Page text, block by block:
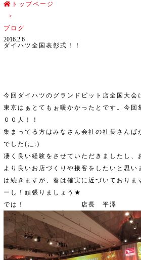
トップページ
>
ブログ
2016.2.6
ダイハツ全国表彰式！！
今回ダイハツのグランドピット店全国大会
東京はぁとてもぉ暖かかったとです。今回
００人！！
集まってる方はみなさん会社の社長さんば
でした(;_:)
凄く良い経験をさせていただきましたし、
より良いお店づくりや接客をしたいと思い
は続きますが、春は確実に近づいておりま
ーし！頑張りましょう★
では！ 店長 平澤